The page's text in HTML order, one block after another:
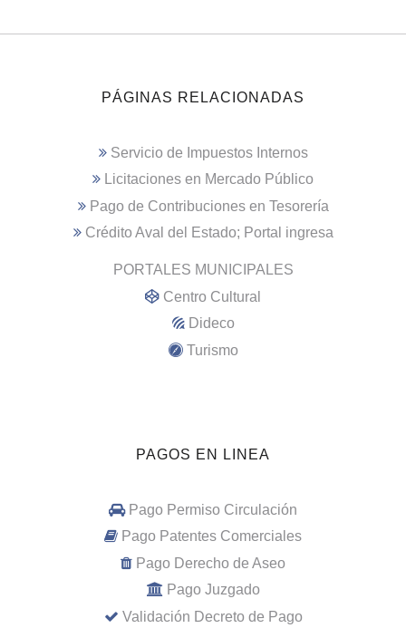
PÁGINAS RELACIONADAS
Servicio de Impuestos Internos
Licitaciones en Mercado Público
Pago de Contribuciones en Tesorería
Crédito Aval del Estado; Portal ingresa
PORTALES MUNICIPALES
Centro Cultural
Dideco
Turismo
PAGOS EN LINEA
Pago Permiso Circulación
Pago Patentes Comerciales
Pago Derecho de Aseo
Pago Juzgado
Validación Decreto de Pago